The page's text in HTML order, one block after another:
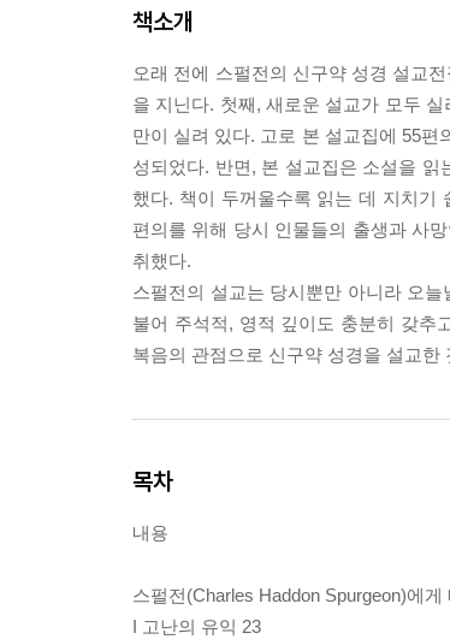
책소개
오래 전에 스펄전의 신구약 성경 설교
을 지닌다. 첫째, 새로운 설교가 모두
만이 실려 있다. 고로 본 설교집에 55
성되었다. 반면, 본 설교집은 소설을
했다. 책이 두꺼울수록 읽는 데 지치기
편의를 위해 당시 인물들의 출생과 사
취했다.
스펄전의 설교는 당시뿐만 아니라 오
불어 주석적, 영적 깊이도 충분히 갖추
복음의 관점으로 신구약 성경을 설교
목차
내용
스펄전(Charles Haddon Spurgeon)에
I 고난의 유익 23